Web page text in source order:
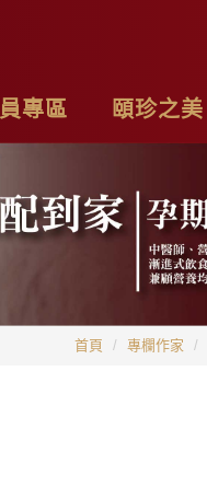
專區
車
頤珍之美
聯絡我們
隱私權聲明
首頁 專欄作家